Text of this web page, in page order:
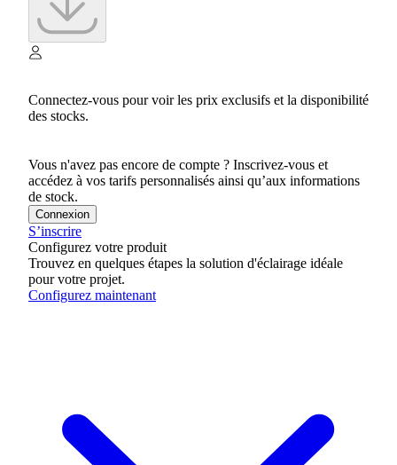
Connectez-vous pour voir les prix exclusifs et la disponibilité
des stocks.
Vous n'avez pas encore de compte ? Inscrivez-vous et
accédez à vos tarifs personnalisés ainsi qu’aux informations
de stock.
Connexion
S’inscrire
Configurez votre produit
Trouvez en quelques étapes la solution d'éclairage idéale
pour votre projet.
Configurez maintenant